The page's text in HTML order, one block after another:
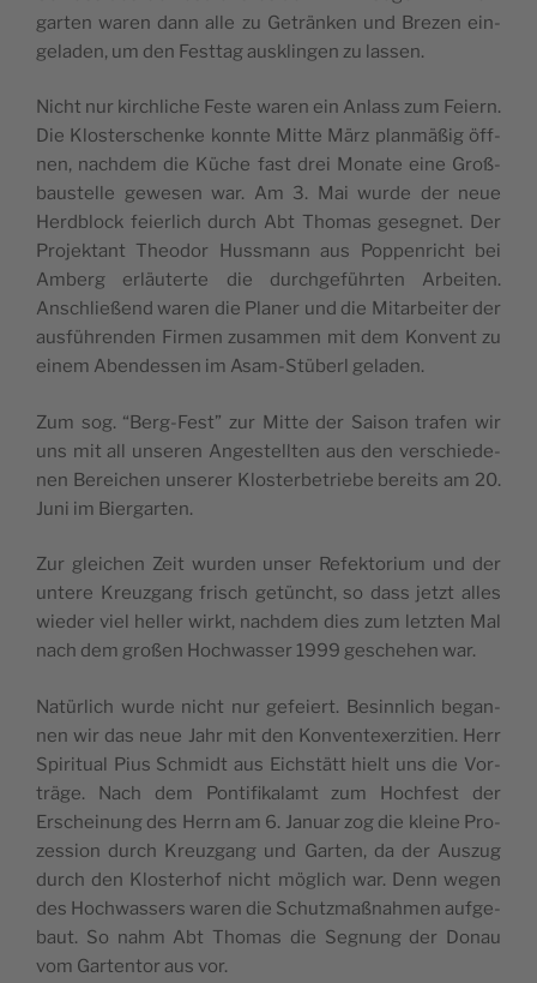
gar­ten waren dann alle zu Geträn­ken und Bre­zen ein­
ge­la­den, um den Fest­tag ausklin­gen zu lassen.
Nicht nur kir­chli­che Feste waren ein Anlass zum Feiern.
Die Klo­ster­schen­ke konn­te Mit­te März plan­mäßig öff­
nen, nach­dem die Küche fast drei Mona­te eine Groß­
bau­stel­le gewe­sen war. Am 3. Mai wur­de der neue
Herd­block feier­lich durch Abt Tho­mas gese­gnet. Der
Pro­jek­tant Theo­dor Huss­mann aus Pop­pen­ri­cht bei
Amberg erläu­ter­te die dur­ch­ge­führ­ten Arbei­ten.
Anschließend waren die Pla­ner und die Mitar­bei­ter der
ausfüh­ren­den Fir­men zusam­men mit dem Kon­vent zu
einem Aben­des­sen im Asam-Stü­berl geladen.
Zum sog. “Berg-Fest” zur Mit­te der Sai­son tra­fen wir
uns mit all unse­ren Ange­stell­ten aus den ver­schie­de­
nen Berei­chen unse­rer Klo­ster­be­trie­be berei­ts am 20.
Juni im Biergarten.
Zur glei­chen Zeit wur­den unser Refek­to­rium und der
unte­re Kreu­z­gang fri­sch getün­cht, so dass jetzt alles
wie­der viel hel­ler wirkt, nach­dem dies zum letz­ten Mal
nach dem großen Hoch­was­ser 1999 gesche­hen war.
Natür­lich wur­de nicht nur gefeiert. Besinn­lich began­
nen wir das neue Jahr mit den Kon­ven­te­xer­zi­tien. Herr
Spi­ri­tual Pius Sch­midt aus Eich­stätt hielt uns die Vor­
trä­ge. Nach dem Pon­ti­fi­ka­lamt zum Hoch­fe­st der
Erschei­nung des Herrn am 6. Januar zog die klei­ne Pro­
zes­sion durch Kreu­z­gang und Gar­ten, da der Auszug
durch den Klo­ste­rhof nicht möglich war. Denn wegen
des Hoch­was­sers waren die Schu­tz­maß­nah­men auf­ge­
baut. So nahm Abt Tho­mas die Segnung der Donau
vom Gar­ten­tor aus vor.